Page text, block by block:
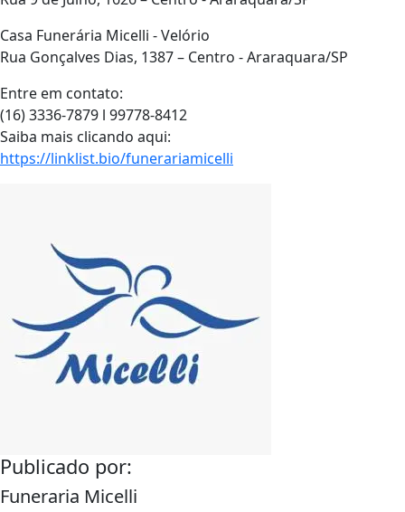
Casa Funerária Micelli - Velório
Rua Gonçalves Dias, 1387 – Centro - Araraquara/SP
Entre em contato:
(16) 3336-7879 l 99778-8412
Saiba mais clicando aqui:
https://linklist.bio/funerariamicelli
Publicado por:
Funeraria Micelli